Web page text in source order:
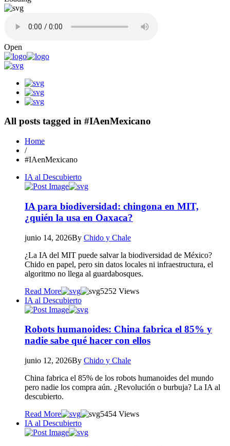
Open
All posts tagged in #IAenMexicano
Home
/
#IAenMexicano
IA al Descubierto
IA para biodiversidad: chingona en MIT,
¿quién la usa en Oaxaca?
junio 14, 2026By Chido y Chale
¿La IA del MIT puede salvar la biodiversidad de México?
Chido en papel, pero sin datos locales ni infraestructura, el
algoritmo no llega al guardabosques.
Read More
5252 Views
IA al Descubierto
Robots humanoides: China fabrica el 85% y
nadie sabe qué hacer con ellos
junio 12, 2026By Chido y Chale
China fabrica el 85% de los robots humanoides del mundo
pero nadie los compra aún. ¿Revolución o burbuja? La IA al
descubierto.
Read More
5454 Views
IA al Descubierto